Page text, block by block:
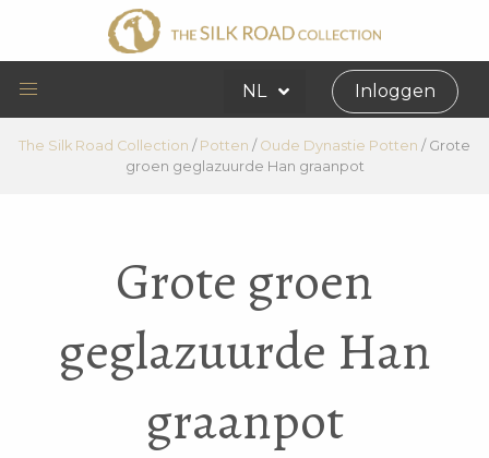
NL Inloggen
The Silk Road Collection / Potten / Oude Dynastie Potten / Grote
groen geglazuurde Han graanpot
Grote groen
geglazuurde Han
graanpot